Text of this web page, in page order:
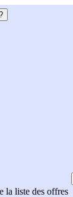
la liste des offres